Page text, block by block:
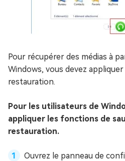
Pour récupérer des médias à
Windows, vous devez
restauration.
Pour les utilisateurs de
appliquer les fonctions de
restauration.
Ouvrez le panneau de